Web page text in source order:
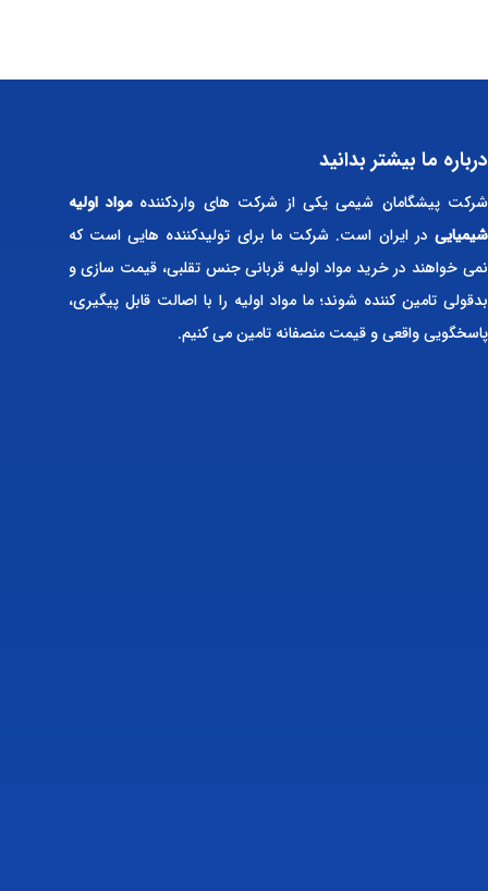
درباره ما بیشتر بدانید
شرکت پیشگامان شیمی یکی از شرکت های واردکنندهمواد اولیه
شیمیایی در ایران است. شرکت ما برای تولیدکننده هایی است که
نمی خواهند در خرید مواد اولیه قربانی جنس تقلبی، قیمت سازی و
بدقولی تامین کننده شوند؛ ما مواد اولیه را با اصالت قابل پیگیری،
پاسخگویی واقعی و قیمت منصفانه تامین می کنیم.